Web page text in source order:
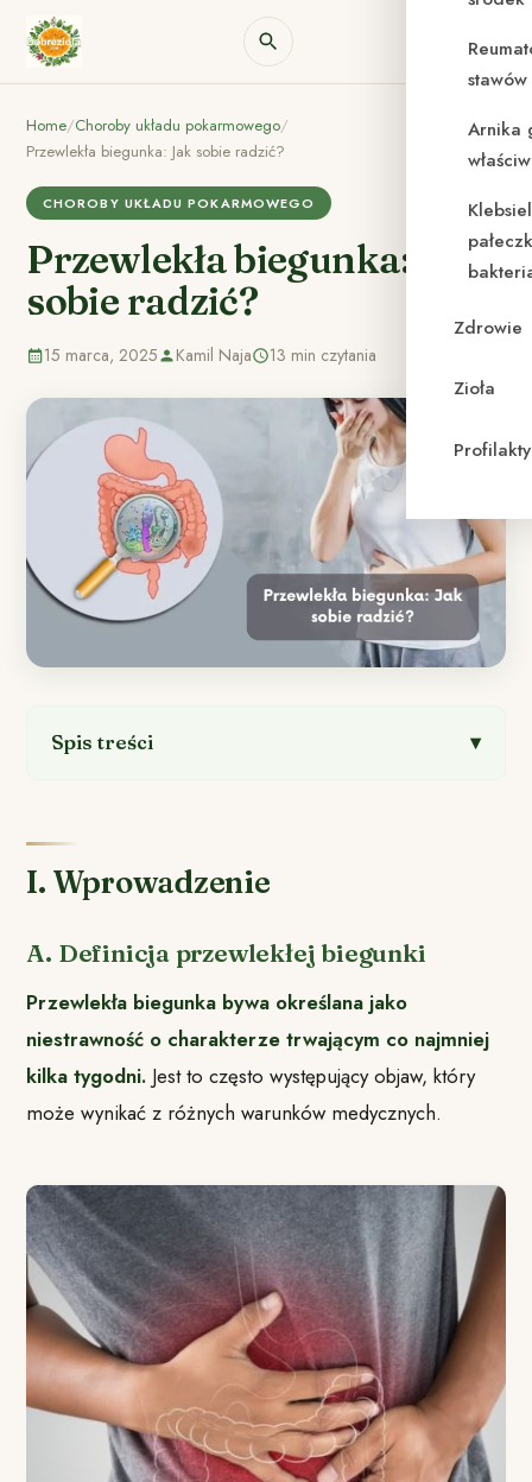
Arnika
Zdrowie
Zioła
Home/Choroby układu pokarmowego/
Przewlekła biegunka: Jak sobie radzić?
CHOROBY UKŁADU POKARMOWEGO
Przewlekła biegunka: Jak
sobie radzić?
15 marca, 2025 Kamil Naja 13 min czytania
Spis treści
I. Wprowadzenie
A. Definicja przewlekłej biegunki
Przewlekła biegunka bywa określana jako
niestrawność o charakterze trwającym co najmniej
kilka tygodni. Jest to często występujący objaw, który
może wynikać z różnych warunków medycznych.